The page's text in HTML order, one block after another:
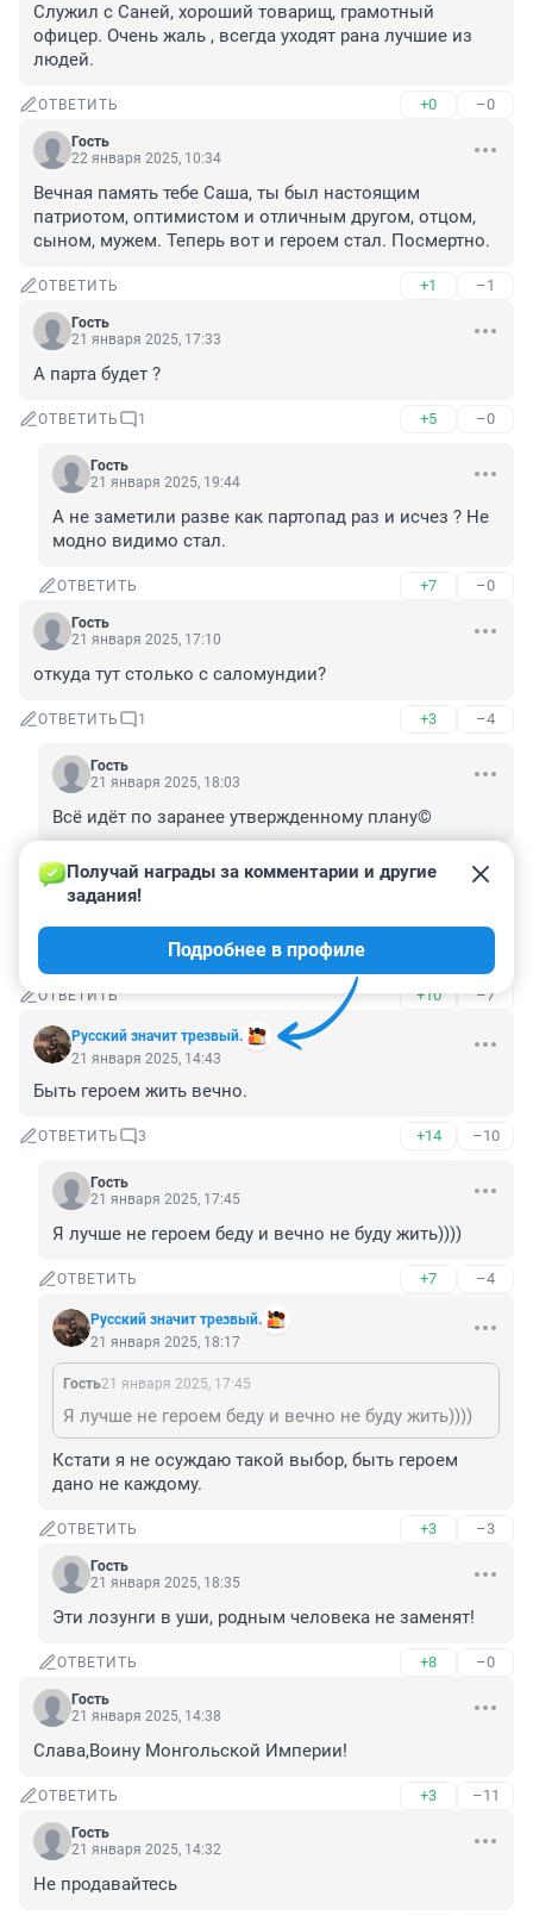
Служил с Саней, хороший товарищ, грамотный
офицер. Очень жаль , всегда уходят рана лучшие из
людей.
ОТВЕТИТЬ +0 –0
Гость
22 января 2025, 10:34
Вечная память тебе Саша, ты был настоящим
патриотом, оптимистом и отличным другом, отцом,
сыном, мужем. Теперь вот и героем стал. Посмертно.
ОТВЕТИТЬ +1 –1
Гость
21 января 2025, 17:33
А парта будет ?
ОТВЕТИТЬ 1 +5 –0
Гость
21 января 2025, 19:44
А не заметили разве как партопад раз и исчез ? Не
модно видимо стал.
ОТВЕТИТЬ +7 –0
Гость
21 января 2025, 17:10
откуда тут столько с саломундии?
ОТВЕТИТЬ 1 +3 –4
Гость
21 января 2025, 18:03
Всё идёт по заранее утвержденному плану©
ОТВЕТИТЬ –1
Гость
Вечная память и царствие небесное русскому воину.
ОТВЕТИТЬ +10 –7
Русский значит трезвый.
Получай награды за комментарии и другие
задания!
Подробнее в профиле
21 января 2025, 14:43
Быть героем жить вечно.
ОТВЕТИТЬ 3 +14 –10
Гость
21 января 2025, 17:45
Я лучше не героем беду и вечно не буду жить))))
ОТВЕТИТЬ +7 –4
Русский значит трезвый.
21 января 2025, 18:17
Гость21 января 2025, 17:45
Я лучше не героем беду и вечно не буду жить))))
Кстати я не осуждаю такой выбор, быть героем
дано не каждому.
ОТВЕТИТЬ +3 –3
Гость
21 января 2025, 18:35
Эти лозунги в уши, родным человека не заменят!
ОТВЕТИТЬ +8 –0
Гость
21 января 2025, 14:38
Слава,Воину Монгольской Империи!
ОТВЕТИТЬ +3 –11
Гость
21 января 2025, 14:32
Не продавайтесь